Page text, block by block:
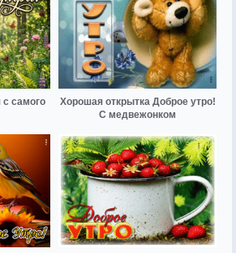
с самого
Хорошая открытка Доброе утро!
С медвежонком